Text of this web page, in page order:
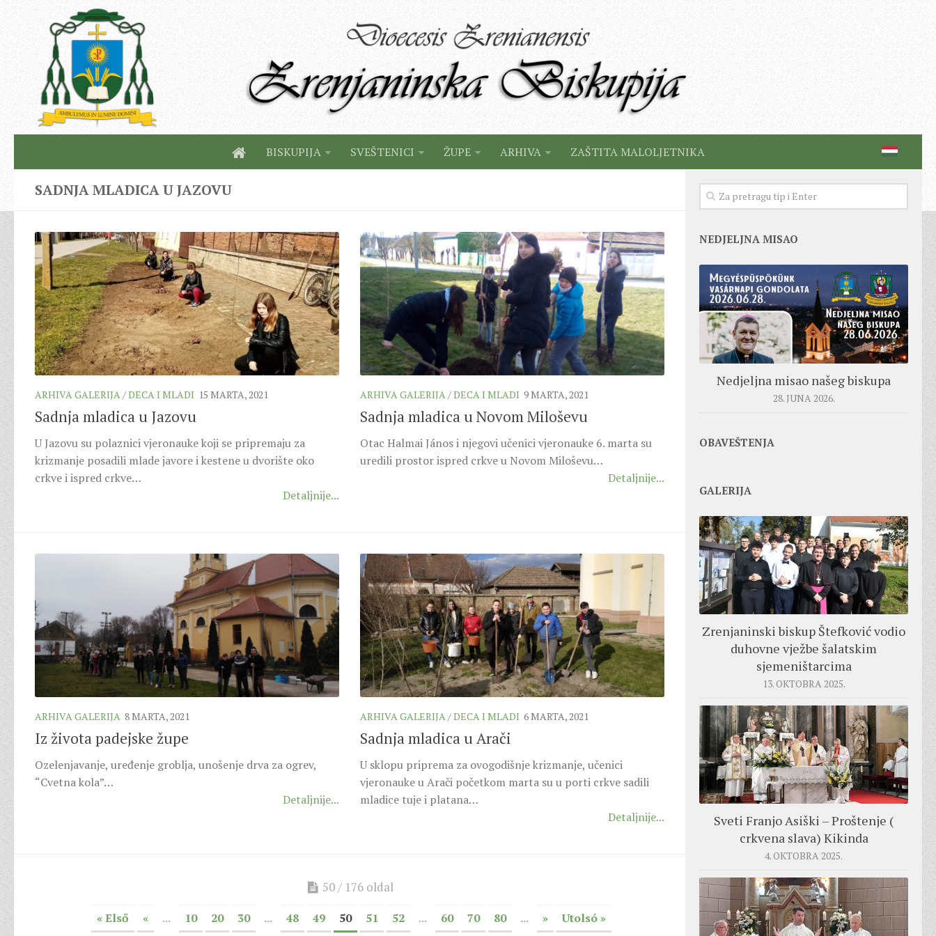
BISKUPIJA SVEŠTENICI ŽUPE ARHIVA ZAŠTITA MALOLJETNIKA
SADNJA MLADICA U JAZOVU
ARHIVA GALERIJA/DECA I MLADI 15 MARTA, 2021
Sadnja mladica u Jazovu
U Jazovu su polaznici vjeronauke koji se pripremaju za
krizmanje posadili mlade javore i kestene u dvorište oko
crkve i ispred crkve…
Detaljnije...
ARHIVA GALERIJA/DECA I MLADI 9 MARTA, 2021
Sadnja mladica u Novom Miloševu
Otac Halmai János i njegovi učenici vjeronauke 6. marta su
uredili prostor ispred crkve u Novom Miloševu…
Detaljnije...
ARHIVA GALERIJA 8 MARTA, 2021
Iz života padejske župe
Ozelenjavanje, uređenje groblja, unošenje drva za ogrev,
“Cvetna kola”…
Detaljnije...
ARHIVA GALERIJA/DECA I MLADI 6 MARTA, 2021
Sadnja mladica u Arači
U sklopu priprema za ovogodišnje krizmanje, učenici
vjeronauke u Arači početkom marta su u porti crkve sadili
mladice tuje i platana…
Detaljnije...
50 / 176 oldal
« Első « ... 10 20 30 ... 48 49 50 51 52 ... 60 70 80 ... » Utolsó »
NEDJELJNA MISAO
Nedjeljna misao našeg biskupa
28. JUNA 2026.
OBAVEŠTENJA
GALERIJA
Zrenjaninski biskup Štefković vodio
duhovne vježbe šalatskim
sjemeništarcima
13. OKTOBRA 2025.
Sveti Franjo Asiški – Proštenje (
crkvena slava) Kikinda
4. OKTOBRA 2025.